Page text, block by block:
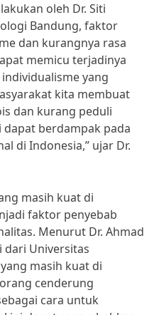
oleh Dr. Siti
Bandung, faktor
dan kurangnya rasa
memicu terjadinya
yang
kita membuat
dan kurang peduli
berdampak pada
di Indonesia,” ujar Dr.
masih kuat di
faktor penyebab
Menurut Dr. Ahmad
dari Universitas
masih kuat di
cenderung
cara untuk